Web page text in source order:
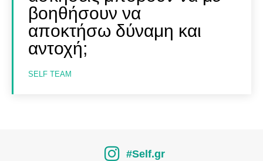
βοηθήσουν να
αποκτήσω δύναμη και
αντοχή;
SELF TEAM
#Self.gr